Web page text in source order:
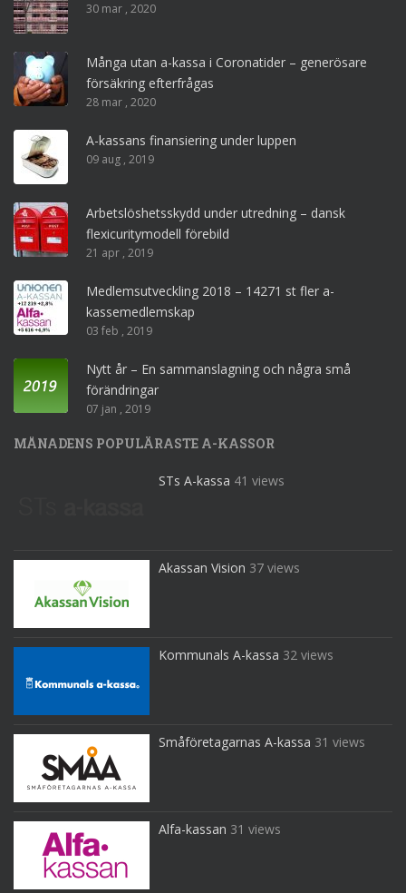
30 mar , 2020
Många utan a-kassa i Coronatider – generösare
försäkring efterfrågas
28 mar , 2020
A-kassans finansiering under luppen
09 aug , 2019
Arbetslöshetsskydd under utredning – dansk
flexicuritymodell förebild
21 apr , 2019
Medlemsutveckling 2018 – 14271 st fler a-
kassemedlemskap
03 feb , 2019
Nytt år – En sammanslagning och några små
förändringar
07 jan , 2019
MÅNADENS POPULÄRASTE A-KASSOR
STs A-kassa 41 views
Akassan Vision 37 views
Kommunals A-kassa 32 views
Småföretagarnas A-kassa 31 views
Alfa-kassan 31 views